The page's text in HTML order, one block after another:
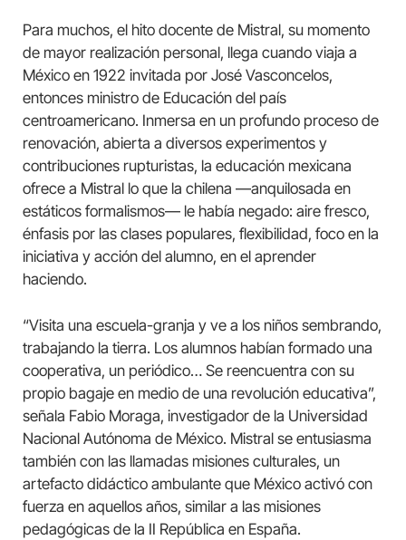
Para muchos, el hito docente de Mistral, su momento
de mayor realización personal, llega cuando viaja a
México en 1922 invitada por José Vasconcelos,
entonces ministro de Educación del país
centroamericano. Inmersa en un profundo proceso de
renovación, abierta a diversos experimentos y
contribuciones rupturistas, la educación mexicana
ofrece a Mistral lo que la chilena —anquilosada en
estáticos formalismos— le había negado: aire fresco,
énfasis por las clases populares, flexibilidad, foco en la
iniciativa y acción del alumno, en el aprender
haciendo.
“Visita una escuela-granja y ve a los niños sembrando,
trabajando la tierra. Los alumnos habían formado una
cooperativa, un periódico… Se reencuentra con su
propio bagaje en medio de una revolución educativa”,
señala Fabio Moraga, investigador de la Universidad
Nacional Autónoma de México. Mistral se entusiasma
también con las llamadas misiones culturales, un
artefacto didáctico ambulante que México activó con
fuerza en aquellos años, similar a las misiones
pedagógicas de la II República en España.